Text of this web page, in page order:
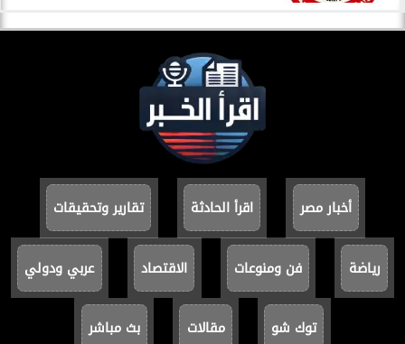
أخبار مصر اقرأ الحادثة تقارير وتحقيقات
رياضة فن ومنوعات الاقتصاد عربي ودولي
توك شو مقالات بث مباشر